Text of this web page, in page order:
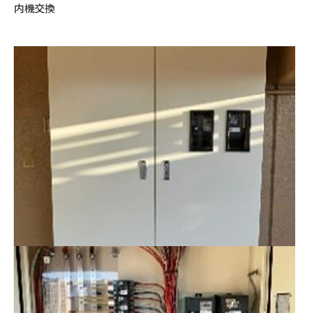
内機交換